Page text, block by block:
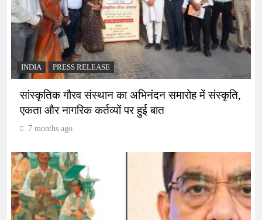
INDIA PRESS RELEASE
सांस्कृतिक गौरव संस्थान का अभिनंदन समारोह में संस्कृति,
एकता और नागरिक कर्तव्यों पर हुई बात
7 months ago